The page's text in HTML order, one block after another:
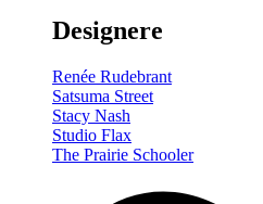
Designere
Renée Rudebrant
Satsuma Street
Stacy Nash
Studio Flax
The Prairie Schooler